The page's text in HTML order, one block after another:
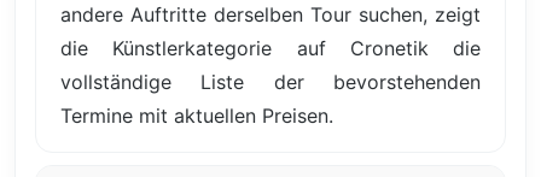
andere Auftritte derselben Tour suchen, zeigt
die Künstlerkategorie auf Cronetik die
vollständige Liste der bevorstehenden
Termine mit aktuellen Preisen.